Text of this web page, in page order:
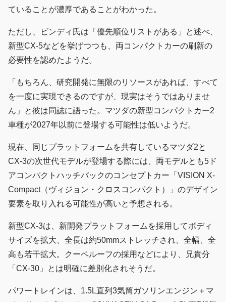
ていることが濃厚であることがわかった。
ただし、ビンディ氏は「優先順位リストがある」と述べ、
新型CX-5などを挙げつつも、両コンパクトカーの刷新の
必要性を認めたようだ。
「もちろん、研究開発に無限のリソースがあれば、すべて
を一度に実現できるのですが、現実はそうではありませ
ん」と彼は同誌に語った。マツダの新型コンパクトカー2
車種が2027年以前に登場する可能性は低いようだ。
現在、同じプラットフォームを共有しているマツダ2と
CX-3の次世代モデルが登場する際には、両モデルとも5ド
アコンパクトハッチバックのコンセプトカー「VISION X-
Compact（ヴィジョン・クロスコンパクト）」のデザイン
要素を取り入れる可能性が高いと予想される。
新型CX-3は、新開発プラットフォームを採用してボディ
サイズを拡大、全長は約50mmストレッチされ、全幅、全
高も若干拡大。クーペルーフの採用などにより、兄貴分
「CX-30」とは明確に差別化されそうだ。
パワートレインは、1.5L直列3気筒ガソリンエンジン＋マ